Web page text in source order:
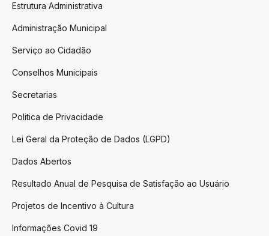
Estrutura Administrativa
Administração Municipal
Serviço ao Cidadão
Conselhos Municipais
Secretarias
Politica de Privacidade
Lei Geral da Proteção de Dados (LGPD)
Dados Abertos
Resultado Anual de Pesquisa de Satisfação ao Usuário
Projetos de Incentivo à Cultura
Informações Covid 19